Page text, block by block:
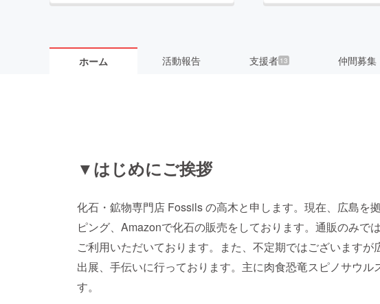
ホーム 活動報告 支援者 13 仲間募集
▼はじめにご挨拶
化石・鉱物専門店 Fossils の高木と申します。現在、広島を
ピング、Amazonで化石の販売をしております。通販のみで
ご利用いただいております。また、不定期ではございますが
出展、手伝いに行っております。主に肉食恐竜スピノサウル
す。